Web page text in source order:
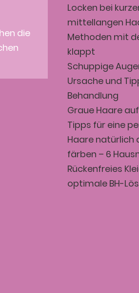
die
Locken bei
mittellangen
Methoden mit
klappt
Schuppige
Ursache und
Behandlung
Graue Haare
Tipps für eine
Haare natürlich
färben – 6
Rückenfreies
optimale BH-